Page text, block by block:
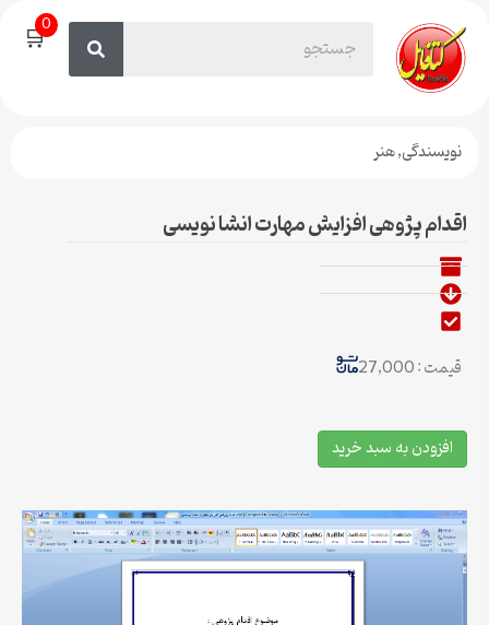
🛒0
نویسندگی,هنر
اقدام پژوهی افزایش مهارت انشا نویسی
قیمت : 27,000
افزودن به سبد خرید